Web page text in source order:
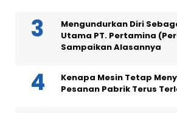
Mengundurkan Diri
Utama PT. Pertamina
Sampaikan Alasannya
Kenapa Mesin Tetap
Pesanan Pabrik Terus